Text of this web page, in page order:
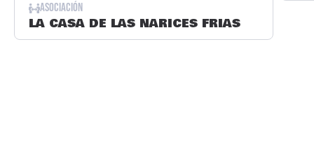
ASOCIACIÓN
LA CASA DE LAS NARICES FRIAS